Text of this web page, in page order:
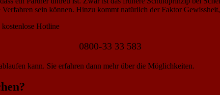
sein können. Hinzu kommt natürlich der Faktor
kostenlose Hotline
0800-33 33 583
kann. Sie erfahren dann mehr über die Möglichkeiten.